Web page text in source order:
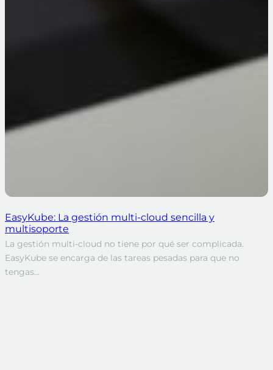
EasyKube: La gestión multi-cloud sencilla y
multisoporte
La gestión multi-cloud no tiene por qué ser complicada.
EasyKube se encarga de las tareas pesadas para que no
tengas…